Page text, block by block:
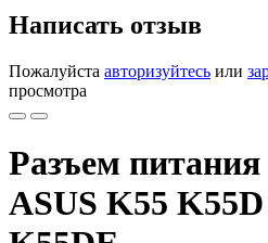
Написать отзыв
Пожалуйста авторизуйтесь или
просмотра
Разъем питания
ASUS K55